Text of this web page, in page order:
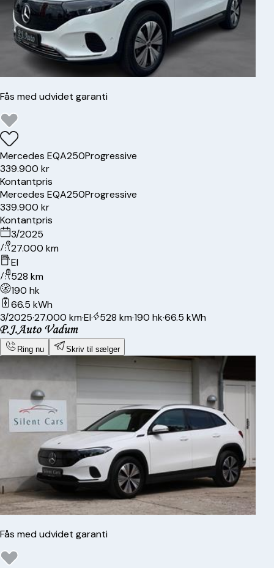
Fås med udvidet garanti
Mercedes EQA250Progressive
339.900 kr
Kontantpris
Mercedes EQA250Progressive
339.900 kr
Kontantpris
3/2025
27.000 km
El
528 km
190 hk
66.5 kWh
3/2025·27.000 km·El· 528 km·190 hk·66.5 kWh
Ring nu Skriv til sælger
Fås med udvidet garanti